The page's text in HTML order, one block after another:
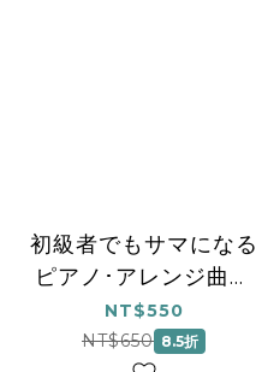
初級者でもサマになる
ピアノ･アレンジ曲集
［J-POP］
NT$550
NT$650 8.5折